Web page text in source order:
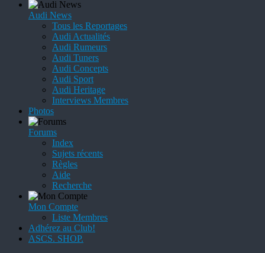
Audi News
Tous les Reportages
Audi Actualités
Audi Rumeurs
Audi Tuners
Audi Concepts
Audi Sport
Audi Heritage
Interviews Membres
Photos
Forums
Index
Sujets récents
Règles
Aide
Recherche
Mon Compte
Liste Membres
Adhérez au Club!
ASCS. SHOP.